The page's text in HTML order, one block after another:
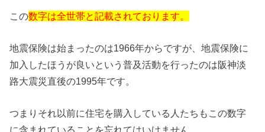
この数字は全世帯と記載されております。
地震保険は始まったのは1966年からですが、地震保険に
加入したほうが良いという普及活動を行ったのは阪神淡
路大震災直後の1995年です。
つまりそれ以前に住宅を購入している人たちもこの数字
に含まれていることを忘れてはいけません。